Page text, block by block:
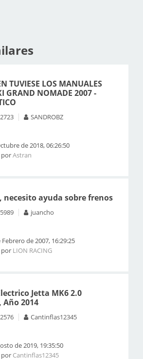
TUVIESE LOS MANUALES
GRAND NOMADE 2007 -
2723 SANDROBZ
de 2018, 06:26:50
porAstran
necesito ayuda sobre frenos
5989 juancho
de 2007, 16:29:25
por LION RACING
Jetta MK6 2.0
Año 2014
2576 Cantinflas12345
de 2019, 19:35:50
por Cantinflas12345